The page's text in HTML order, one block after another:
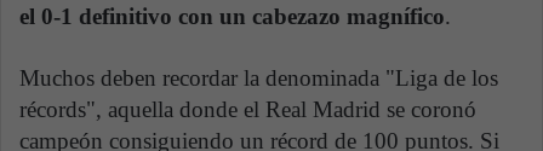
el 0-1 definitivo con un cabezazo magnífico.
Muchos deben recordar la denominada "Liga de los
récords", aquella donde el Real Madrid se coronó
campeón consiguiendo un récord de 100 puntos. Si